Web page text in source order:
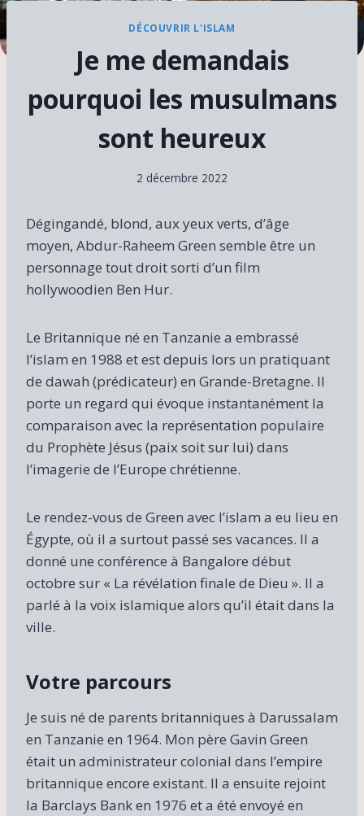
DÉCOUVRIR L'ISLAM
Je me demandais
pourquoi les musulmans
sont heureux
2 décembre 2022
Dégingandé, blond, aux yeux verts, d’âge
moyen, Abdur-Raheem Green semble être un
personnage tout droit sorti d’un film
hollywoodien Ben Hur.
Le Britannique né en Tanzanie a embrassé
l’islam en 1988 et est depuis lors un pratiquant
de dawah (prédicateur) en Grande-Bretagne. Il
porte un regard qui évoque instantanément la
comparaison avec la représentation populaire
du Prophète Jésus (paix soit sur lui) dans
l’imagerie de l’Europe chrétienne.
Le rendez-vous de Green avec l’islam a eu lieu en
Égypte, où il a surtout passé ses vacances. Il a
donné une conférence à Bangalore début
octobre sur « La révélation finale de Dieu ». Il a
parlé à la voix islamique alors qu’il était dans la
ville.
Votre parcours
Je suis né de parents britanniques à Darussalam
en Tanzanie en 1964. Mon père Gavin Green
était un administrateur colonial dans l’empire
britannique encore existant. Il a ensuite rejoint
la Barclays Bank en 1976 et a été envoyé en